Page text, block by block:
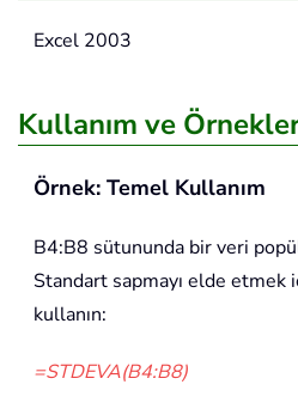
Excel 2003
Kullanım ve
Örnek: Temel Kullanım
B4:B8 sütununda bir veri
Standart sapmayı elde etmek
kullanın:
=STDEVA(B4:B8)